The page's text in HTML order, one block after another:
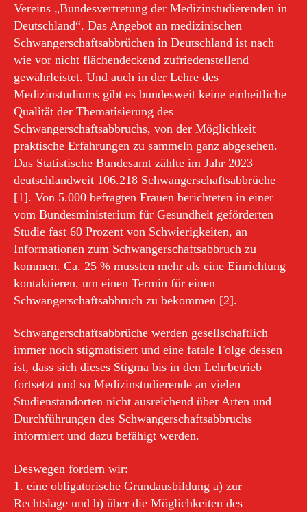
Vereins „Bundesvertretung der Medizinstudierenden in
Deutschland“. Das Angebot an medizinischen
Schwangerschaftsabbrüchen in Deutschland ist nach
wie vor nicht flächendeckend zufriedenstellend
gewährleistet. Und auch in der Lehre des
Medizinstudiums gibt es bundesweit keine einheitliche
Qualität der Thematisierung des
Schwangerschaftsabbruchs, von der Möglichkeit
praktische Erfahrungen zu sammeln ganz abgesehen.
Das Statistische Bundesamt zählte im Jahr 2023
deutschlandweit 106.218 Schwangerschaftsabbrüche
[1]. Von 5.000 befragten Frauen berichteten in einer
vom Bundesministerium für Gesundheit geförderten
Studie fast 60 Prozent von Schwierigkeiten, an
Informationen zum Schwangerschaftsabbruch zu
kommen. Ca. 25 % mussten mehr als eine Einrichtung
kontaktieren, um einen Termin für einen
Schwangerschaftsabbruch zu bekommen [2].
Schwangerschaftsabbrüche werden gesellschaftlich
immer noch stigmatisiert und eine fatale Folge dessen
ist, dass sich dieses Stigma bis in den Lehrbetrieb
fortsetzt und so Medizinstudierende an vielen
Studienstandorten nicht ausreichend über Arten und
Durchführungen des Schwangerschaftsabbruchs
informiert und dazu befähigt werden.
Deswegen fordern wir:
1. eine obligatorische Grundausbildung a) zur
Rechtslage und b) über die Möglichkeiten des